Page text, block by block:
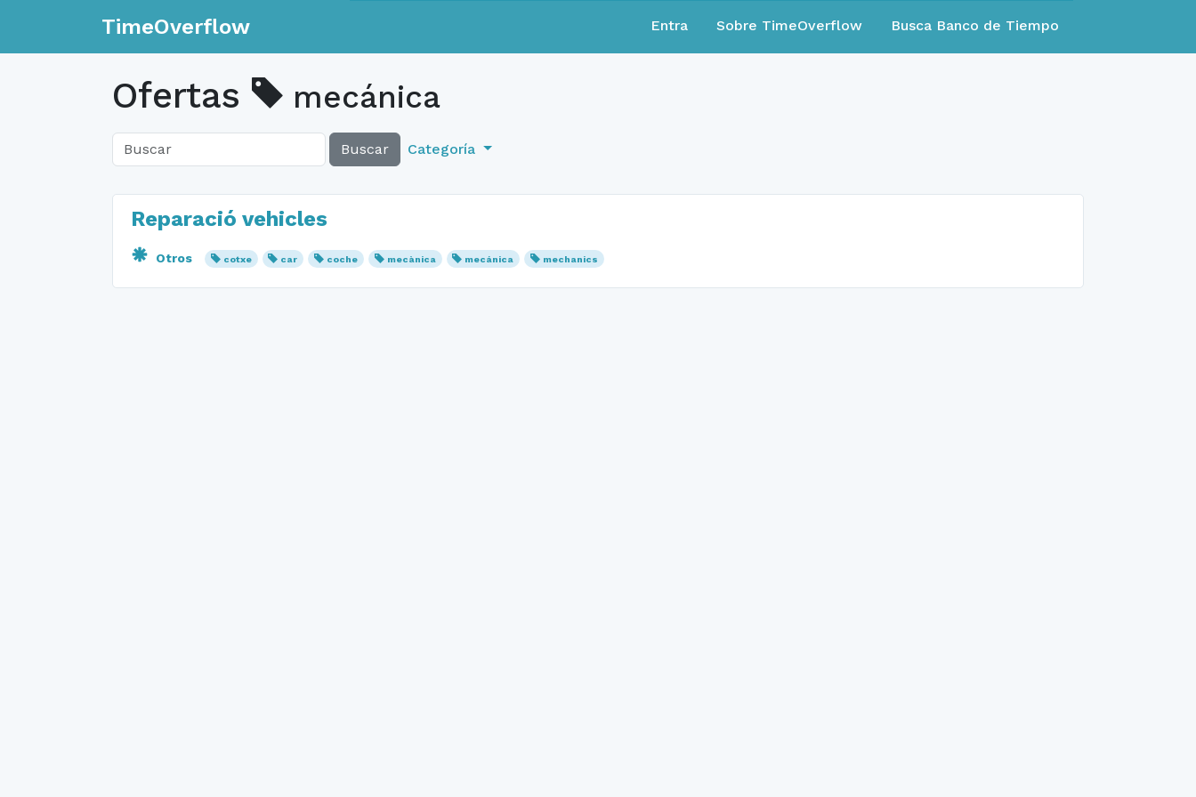
TimeOverflow Entra Sobre TimeOverflow Busca Banco de Tiempo
Ofertas mecánica
Buscar Categoría
Reparació vehicles
Otros cotxe car coche mecànica mecánica mechanics